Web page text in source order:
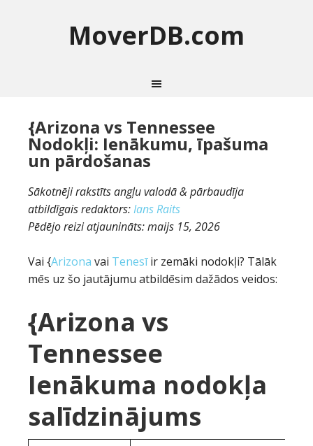
MoverDB.com
{Arizona vs Tennessee
Nodokļi: Ienākumu, īpašuma
un pārdošanas
Sākotnēji rakstīts angļu valodā & pārbaudīja
atbildīgais redaktors:Ians Raits
Pēdējo reizi atjaunināts:maijs 15, 2026
Vai {Arizona vai Tenesīir zemāki nodokļi? Tālāk
mēs uz šo jautājumu atbildēsim dažādos veidos:
{Arizona vs
Tennessee
Ienākuma nodokļa
salīdzinājums